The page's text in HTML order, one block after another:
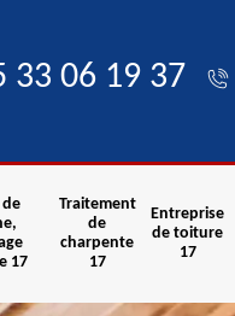
33 06 19 37
de
17
Traitement
de
charpente
17
Entreprise
de toiture
17